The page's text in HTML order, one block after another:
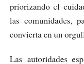
priorizando el
las comunidades,
convierta en un
Las autoridades